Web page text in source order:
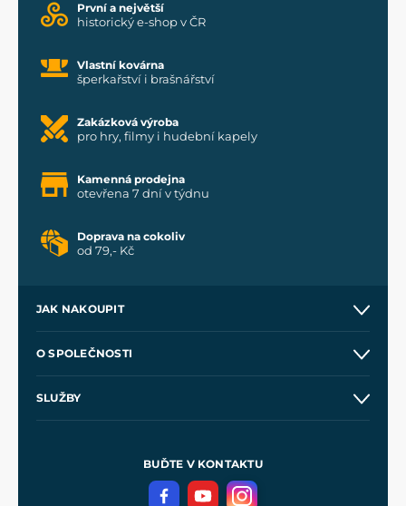
První a největší
historický e-shop v ČR
Vlastní kovárna
šperkařství i brašnářství
Zakázková výroba
pro hry, filmy i hudební kapely
Kamenná prodejna
otevřena 7 dní v týdnu
Doprava na cokoliv
od 79,- Kč
JAK NAKOUPIT
Velkoobchod
O SPOLEČNOSTI
SLUŽBY
Meče pro Kingdom Come
BUĎTE V KONTAKTU